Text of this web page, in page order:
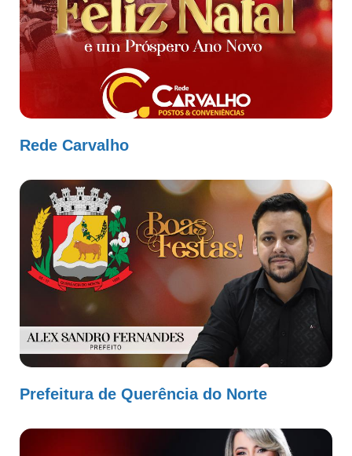
Rede Carvalho
Prefeitura de Querência do Norte